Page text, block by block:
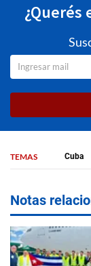
¿Querés
TEMAS Cuba
Notas